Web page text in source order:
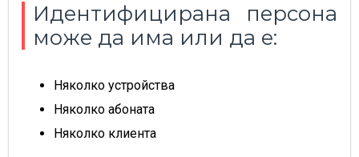
Идентифицирана персона
може да има или да е:
Няколко устройства
Няколко абоната
Няколко клиента